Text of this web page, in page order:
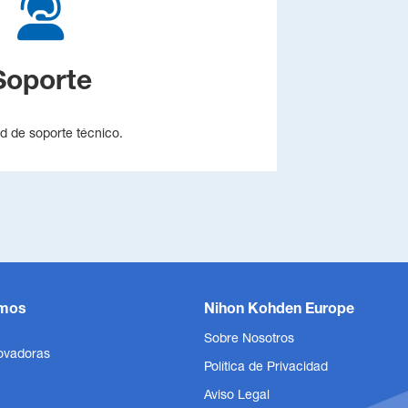
de soporte técnico.
Nihon Kohden Europe
Sobre Nosotros
Política de Privacidad
Aviso Legal